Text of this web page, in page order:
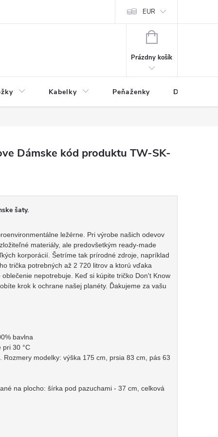
Podmienky ochrany osobných údajov
EUR
NÁKUPNÝ
Prázdny košík
Kabelky Peňaženky Drogéria
Dámske kód produktu TW-SK-
šaty.
ležérne. Pri výrobe našich odevov
materiály, ale predovšetkým ready-made
korporácií. Šetríme tak prírodné zdroje, napríklad
trička potrebných až 2 720 litrov a ktorú vďaka
nepotrebuje. Keď si kúpite tričko Don't Know
krok k ochrane našej planéty. Ďakujeme za vašu
bavlna
pri 30 °C
modelky: výška 175 cm, prsia 83 cm, pás 63
na plocho: šírka pod pazuchami - 37 cm, celková